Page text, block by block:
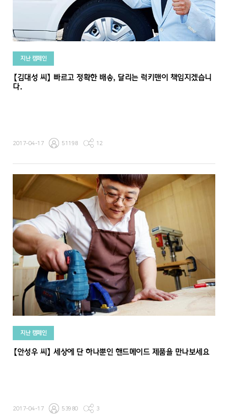
지난 캠페인
【김대성 씨】 빠르고 정확한 배송, 달리는 럭키맨이 책임지겠습니
다.
2017-04-17 51198 12
지난 캠페인
【안성우 씨】 세상에 단 하나뿐인 핸드메이드 제품을 만나보세요
2017-04-17 53980 3